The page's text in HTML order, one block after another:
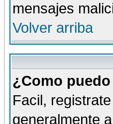
mensajes
Volver arriba
¿Como
Facil,
generalmente